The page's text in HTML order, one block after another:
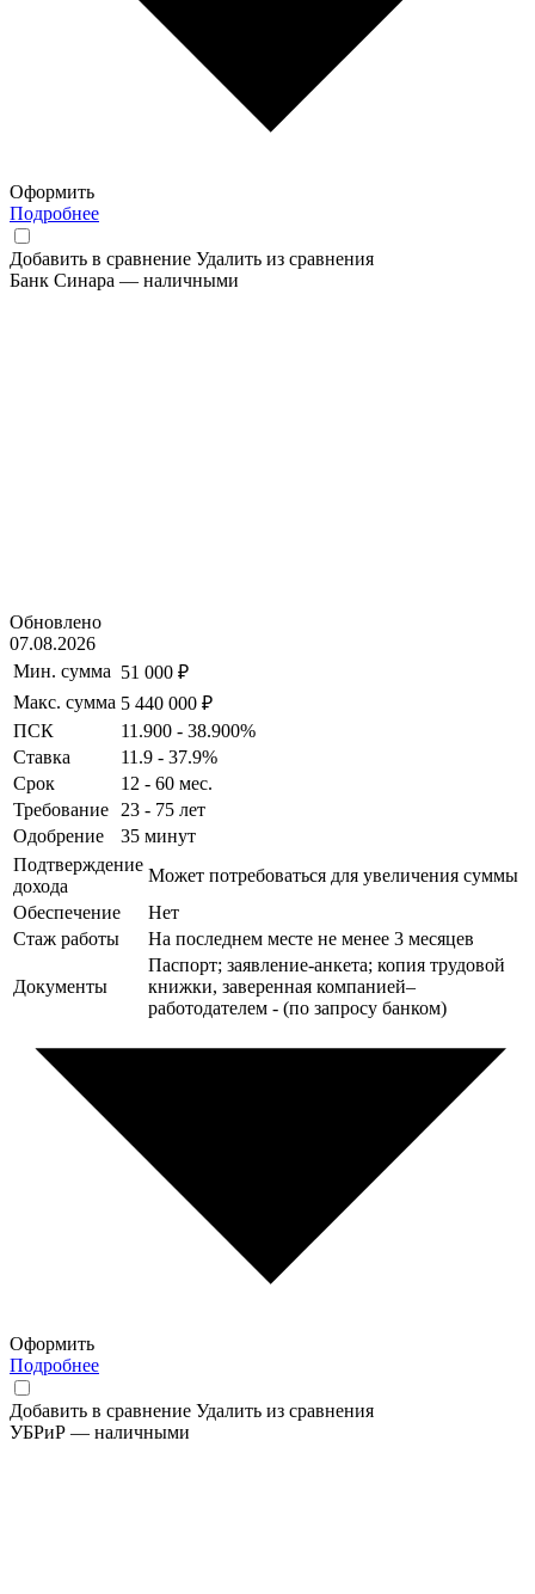
Оформить
Подробнее
Добавить в сравнение Удалить из сравнения
Банк Синара — наличными
Обновлено
07.08.2026
Мин. сумма 51 000 ₽
Макс. сумма 5 440 000 ₽
ПСК
11.900 - 38.900%
Ставка
11.9 - 37.9%
Срок
12 - 60 мес.
Требование
23 - 75 лет
Одобрение
35 минут
Подтверждение
дохода
Может потребоваться для увеличения суммы
Обеспечение
Нет
Стаж работы
На последнем месте не менее 3 месяцев
Документы
Паспорт; заявление-анкета; копия трудовой
книжки, заверенная компанией–
работодателем - (по запросу банком)
Оформить
Подробнее
Добавить в сравнение Удалить из сравнения
УБРиР — наличными